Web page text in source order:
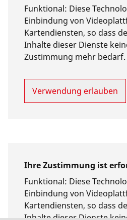
Funktional: Diese
Einbindung von
Kartendiensten, so dass
Inhalte dieser Dienste
Zustimmung mehr bedarf.
Verwendung erlauben
Ihre Zustimmung ist
Funktional: Diese
Einbindung von
Kartendiensten, so dass
Inhalte dieser Dienste